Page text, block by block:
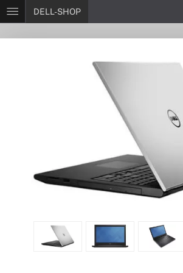
DELL-SHOP